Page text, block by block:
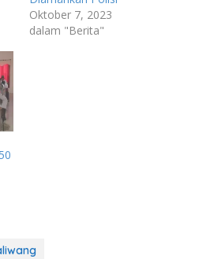
Oktober 7, 2023
dalam "Berita"